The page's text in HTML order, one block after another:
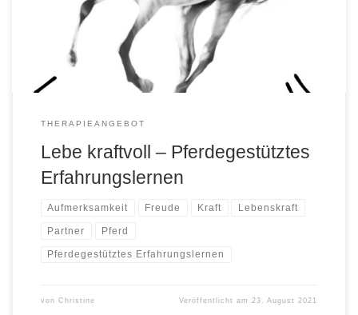
Durchbrüchen.Die ‚seismographische‘ Wahrnehmung dieser
feinen Herdentiere öffnet den Blick dafür, was Mensch bewegt.
Das Pferd antwortet darauf ob Sie sich ambivalent bzw. […]
THERAPIEANGEBOT
Lebe kraftvoll – Pferdegestütztes
Erfahrungslernen
Aufmerksamkeit Freude Kraft Lebenskraft
Partner Pferd
Pferdegestütztes Erfahrungslernen
von Christine Veröffentlicht am 23. August 2021